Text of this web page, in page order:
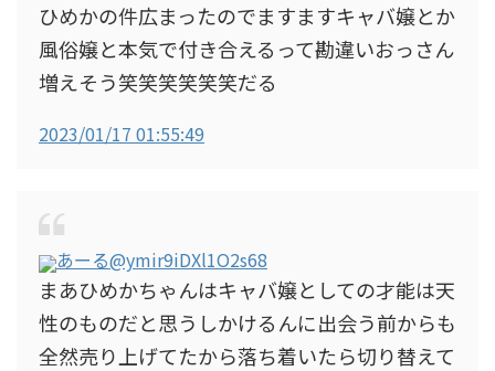
ひめかの件広まったのでますますキャバ嬢とか
風俗嬢と本気で付き合えるって勘違いおっさん
増えそう笑笑笑笑笑笑だる
2023/01/17 01:55:49
あーる@ymir9iDXl1O2s68
まあひめかちゃんはキャバ嬢としての才能は天
性のものだと思うしかけるんに出会う前からも
全然売り上げてたから落ち着いたら切り替えて